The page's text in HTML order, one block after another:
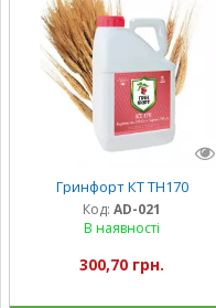
Гринфорт КТ TH170
Код: AD-021
В наявності
300,70 грн.